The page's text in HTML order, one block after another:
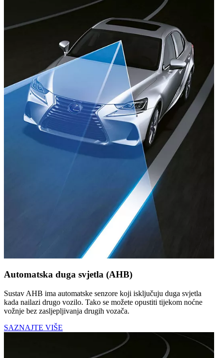
Automatska duga svjetla (AHB)
Sustav AHB ima automatske senzore koji isključuju duga svjetla
kada nailazi drugo vozilo. Tako se možete opustiti tijekom noćne
vožnje bez zasljepljivanja drugih vozača.
SAZNAJTE VIŠE